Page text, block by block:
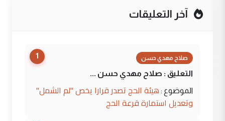
آخر التعليقات
1 صلاح مهدي حسن
التعليق : صلاح مهدي حسن ...
الموضوع : هيئة الحج تصدر قرارا يخص "لم الشمل"
وتعديل استمارة قرعة الحج